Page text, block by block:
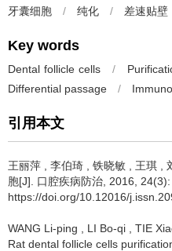
牙囊细胞 / 纯化 / 差速贴壁
Key words
Dental follicle cells /
Differential passage
/
引用本文
王丽萍 李伯琦 铁晓敏 王琪
胞[J]. 口腔疾病防治, 2016,
https://doi.org/10.12016/
WANG Li-ping LI Bo-qi TIE
Rat dental follicle cells